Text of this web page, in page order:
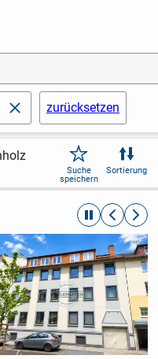
schließenzurücksetzen
Suche
speichern
Sortierung
automatische